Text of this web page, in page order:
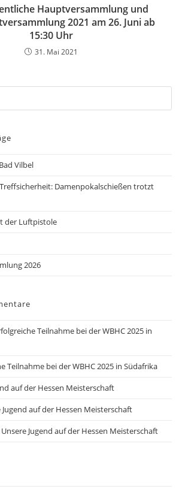
Hauptversammlung und
2021 am 26. Juni ab
15:30 Uhr
31. Mai 2021
Vilbel
Damenpokalschießen trotzt
der Luftpistole
2026
Teilnahme bei der WBHC 2025 in
Teilnahme bei der WBHC 2025 in Südafrika
auf der Hessen Meisterschaft
Jugend auf der Hessen Meisterschaft
Unsere Jugend auf der Hessen Meisterschaft